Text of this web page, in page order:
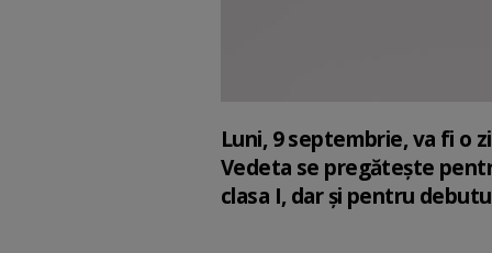
Luni, 9 septembrie, va fi o
Vedeta se pregătește
clasa I, dar și pentru